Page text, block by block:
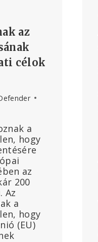
az
célok
a
hogy
az
200
Az
a
hogy
(EU)